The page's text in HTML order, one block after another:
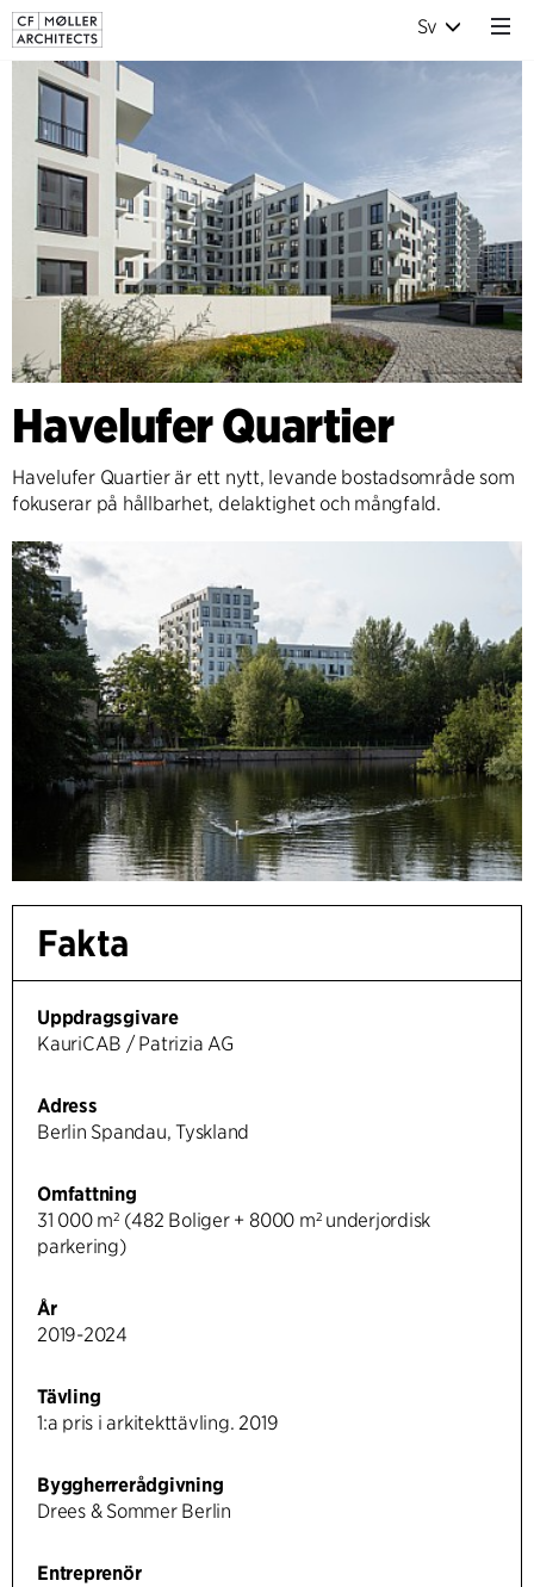
Sv
Havelufer Quartier
Havelufer Quartier är ett nytt, levande bostadsområde som
fokuserar på hållbarhet, delaktighet och mångfald.
Fakta
Uppdragsgivare
KauriCAB / Patrizia AG
Adress
Berlin Spandau, Tyskland
Omfattning
31 000 m² (482 Boliger + 8000 m² underjordisk
parkering)
År
2019-2024
Tävling
1:a pris i arkitekttävling. 2019
Byggherrerådgivning
Drees & Sommer Berlin
Entreprenör